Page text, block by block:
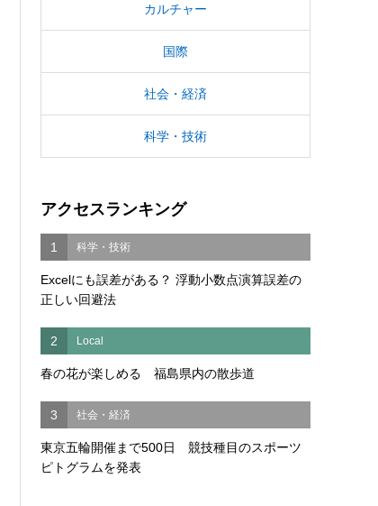
カルチャー
国際
社会・経済
科学・技術
アクセスランキング
1 科学・技術
Excelにも誤差がある？ 浮動小数点演算誤差の
正しい回避法
2 Local
春の花が楽しめる 福島県内の散歩道
3 社会・経済
東京五輪開催まで500日 競技種目のスポーツ
ピトグラムを発表